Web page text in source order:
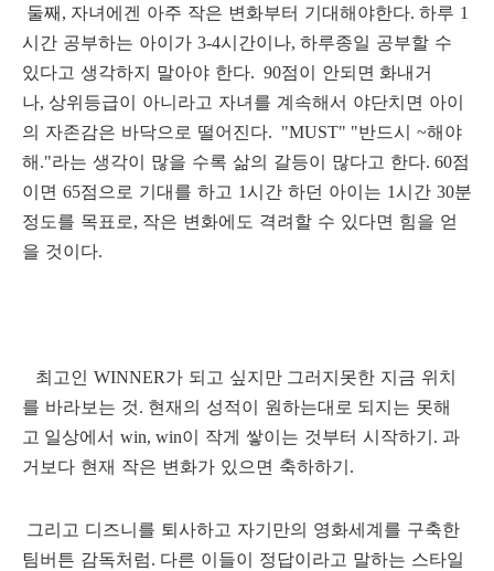
둘째, 자녀에겐 아주 작은 변화부터 기대해야한다. 하루 1
시간 공부하는 아이가 3-4시간이나, 하루종일 공부할 수
있다고 생각하지 말아야 한다. 90점이 안되면 화내거
나, 상위등급이 아니라고 자녀를 계속해서 야단치면 아이
의 자존감은 바닥으로 떨어진다. "MUST" "반드시 ~해야
해."라는 생각이 많을 수록 삶의 갈등이 많다고 한다. 60점
이면 65점으로 기대를 하고 1시간 하던 아이는 1시간 30분
정도를 목표로, 작은 변화에도 격려할 수 있다면 힘을 얻
을 것이다.
최고인 WINNER가 되고 싶지만 그러지못한 지금 위치
를 바라보는 것. 현재의 성적이 원하는대로 되지는 못해
고 일상에서 win, win이 작게 쌓이는 것부터 시작하기. 과
거보다 현재 작은 변화가 있으면 축하하기.
그리고 디즈니를 퇴사하고 자기만의 영화세계를 구축한
팀버튼 감독처럼. 다른 이들이 정답이라고 말하는 스타일